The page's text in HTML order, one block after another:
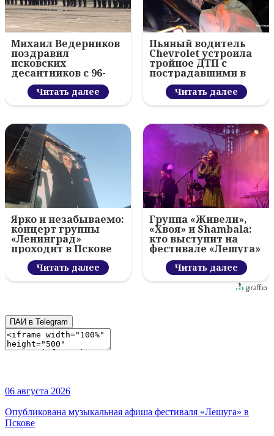
Михаил Ведерников
поздравил
псковских
десантников с 96-
летием ВДВ и
вручил награды
Читать далее
Пьяный водитель
Chevrolet устроила
тройное ДТП с
пострадавшими в
Пскове
Читать далее
Ярко и незабываемо:
концерт группы
«Ленинград»
проходит в Пскове
Читать далее
Группа «Живели»,
«Хвоя» и Shambala:
кто выступит на
фестивале «Лешуга»
в Пскове
Читать далее
ПАИ в Telegram
06 августа 2026
Опубликована музыкальная афиша фестиваля «Лешуга» в
Пскове